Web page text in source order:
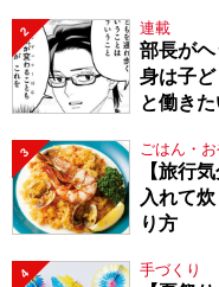
2 連載
部長が
身は子
と働き
3 ごはん・
【旅行
入れて
り方
4 手づくり